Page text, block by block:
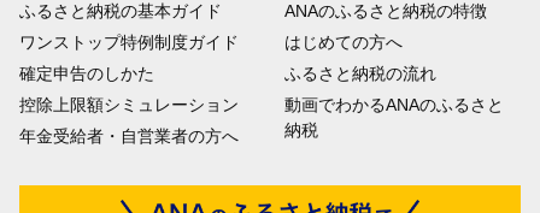
ふるさと納税の基本ガイド
ワンストップ特例制度ガイド
確定申告のしかた
控除上限額シミュレーション
年金受給者・自営業者の方へ
ANAのふるさと納税の特徴
はじめての方へ
ふるさと納税の流れ
動画でわかるANAのふるさと
納税